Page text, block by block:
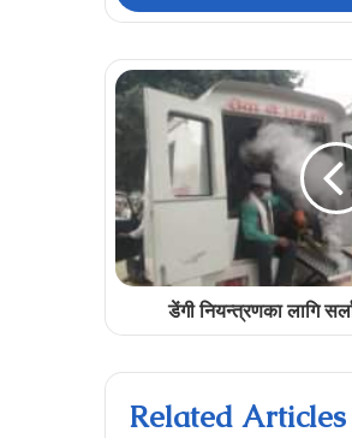
डेंगी नियन्त्रणका लागि
Related Articles